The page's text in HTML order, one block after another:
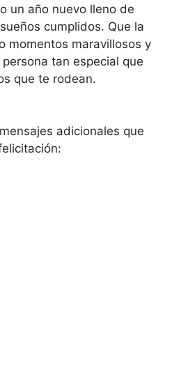
un año nuevo lleno de
cumplidos. Que la
momentos maravillosos y
tan especial que
que te rodean.
adicionales que